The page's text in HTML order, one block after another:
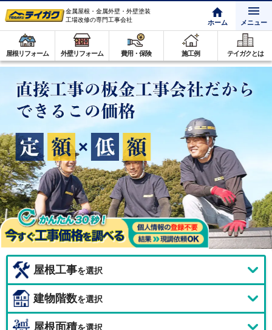
金属屋根・金属外壁・外壁塗装
工場改修の専門工事会社
ホーム メニュー
屋根リフォーム 外壁リフォーム 費用・保険 施工例 テイガクとは
屋根工事を選択
建物階数を選択
屋根面積を選択